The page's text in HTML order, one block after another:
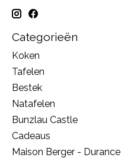
Categorieën
Koken
Tafelen
Bestek
Natafelen
Bunzlau Castle
Cadeaus
Maison Berger - Durance